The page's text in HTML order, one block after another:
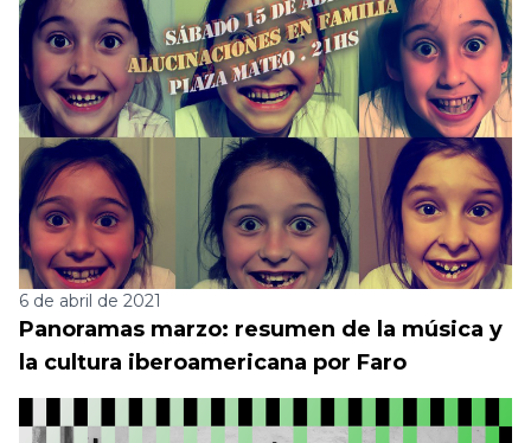
6 de abril de 2021
Panoramas marzo: resumen de la música y
la cultura iberoamericana por Faro